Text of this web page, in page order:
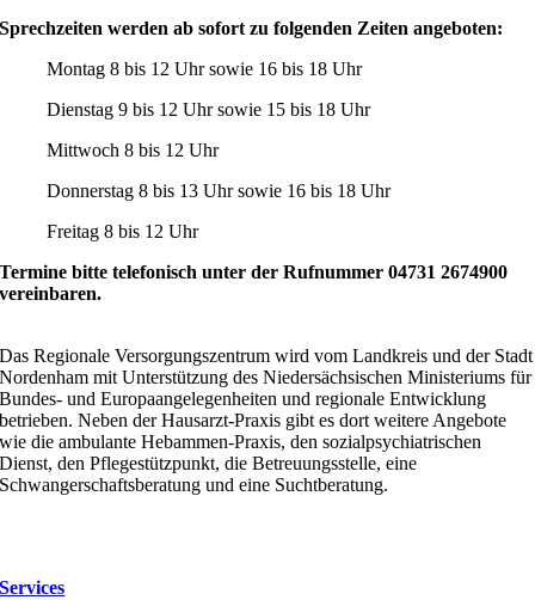
Sprechzeiten werden ab sofort zu folgenden Zeiten angeboten:
Montag 8 bis 12 Uhr sowie 16 bis 18 Uhr
Dienstag 9 bis 12 Uhr sowie 15 bis 18 Uhr
Mittwoch 8 bis 12 Uhr
Donnerstag 8 bis 13 Uhr sowie 16 bis 18 Uhr
Freitag 8 bis 12 Uhr
Termine bitte telefonisch unter der Rufnummer 04731 2674900
vereinbaren.
Das Regionale Versorgungszentrum wird vom Landkreis und der Stadt
Nordenham mit Unterstützung des Niedersächsischen Ministeriums für
Bundes- und Europaangelegenheiten und regionale Entwicklung
betrieben. Neben der Hausarzt-Praxis gibt es dort weitere Angebote
wie die ambulante Hebammen-Praxis, den sozialpsychiatrischen
Dienst, den Pflegestützpunkt, die Betreuungsstelle, eine
Schwangerschaftsberatung und eine Suchtberatung.
Services